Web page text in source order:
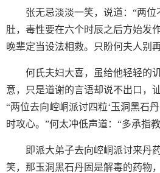
张无忌淡淡一笑，说道：“两
肚，毒性要在六个时辰之后方始发
晚辈定当设法相救。只盼何夫人别
何氏夫妇大喜，虽给他轻轻的
意，只是道谢的言语却说不出口，
“两位去向崆峒派讨四粒‘玉洞黑石
时攻心。”何太冲低声道：“多承指
即派大弟子去向崆峒派讨来丹
笑，那玉洞黑石丹固是解毒的药物